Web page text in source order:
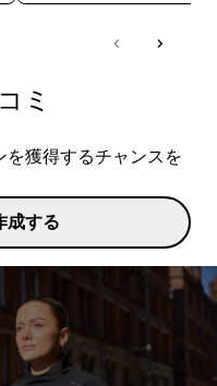
ミ
を獲得するチャンスを
成する